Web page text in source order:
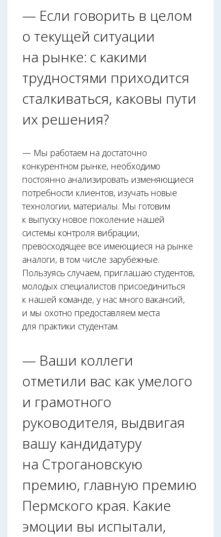
— Если говорить в целом
о текущей ситуации
на рынке: с какими
трудностями приходится
сталкиваться, каковы пути
их решения?
— Мы работаем на достаточно
конкурентном рынке, необходимо
постоянно анализировать изменяющиеся
потребности клиентов, изучать новые
технологии, материалы. Мы готовим
к выпуску новое поколение нашей
системы контроля вибрации,
превосходящее все имеющиеся на рынке
аналоги, в том числе зарубежные.
Пользуясь случаем, приглашаю студентов,
молодых специалистов присоединиться
к нашей команде, у нас много вакансий,
и мы охотно предоставляем места
для практики студентам.
— Ваши коллеги
отметили вас как умелого
и грамотного
руководителя, выдвигая
вашу кандидатуру
на Строгановскую
премию, главную премию
Пермского края. Какие
эмоции вы испытали,